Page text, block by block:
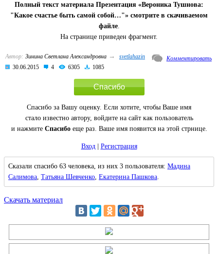
Полный текст материала Презентация «Вероника Тушнова:
"Какое счастье быть самой собой…"» смотрите в скачиваемом
файле.
На странице приведен фрагмент.
Автор: Зинина Светлана Александровна →
svetlahazin
30.06.2015
4 6305 1085
Комментировать
Спасибо
Спасибо за Вашу оценку. Если хотите, чтобы Ваше имя
стало известно автору, войдите на сайт как пользователь
и нажмите Спасибоеще раз. Ваше имя появится на этой стрнице.
Вход| Регистрация
Сказали спасибо 63 человека, из них 3 пользователя: Мадина
Салимова Татьяна Шевченко Екатерина Пашкова
Скачать материал